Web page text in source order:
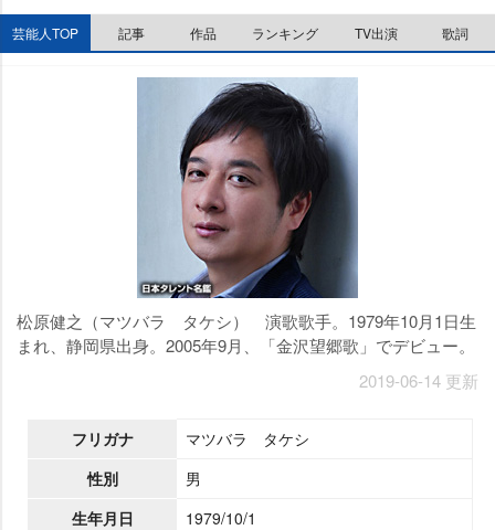
e
芸能人TOP 記事 作品 ランキング TV出演 歌詞
松原健之（マツバラ タケシ） 演歌歌手。1979年10月1日生
まれ、静岡県出身。2005年9月、「金沢望郷歌」でデビュー。
2019-06-14 更新
フリガナ
マツバラ タケシ
性別
男
生年月日
1979/10/1